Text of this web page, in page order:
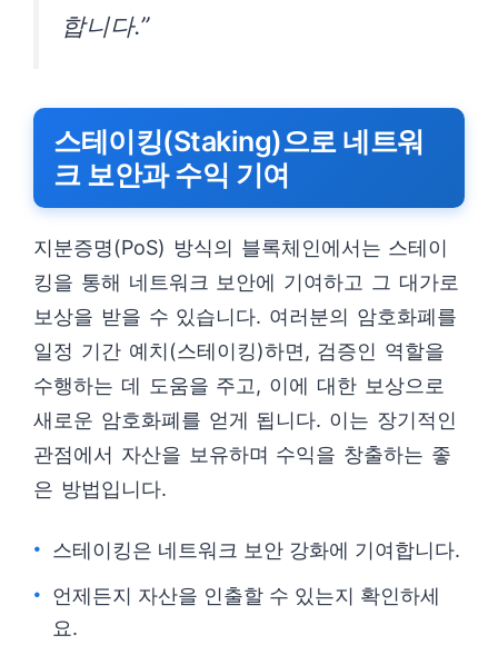
합니다.”
스테이킹(Staking)으로 네트워
크 보안과 수익 기여
지분증명(PoS) 방식의 블록체인에서는 스테이
킹을 통해 네트워크 보안에 기여하고 그 대가로
보상을 받을 수 있습니다. 여러분의 암호화폐를
일정 기간 예치(스테이킹)하면, 검증인 역할을
수행하는 데 도움을 주고, 이에 대한 보상으로
새로운 암호화폐를 얻게 됩니다. 이는 장기적인
관점에서 자산을 보유하며 수익을 창출하는 좋
은 방법입니다.
스테이킹은 네트워크 보안 강화에 기여합니다.
언제든지 자산을 인출할 수 있는지 확인하세
요.